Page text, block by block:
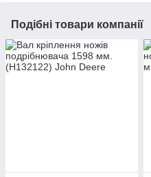
Подібні товари компанії